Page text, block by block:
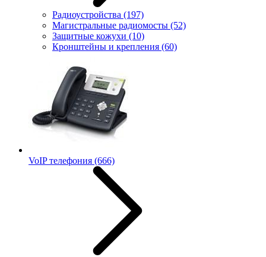
Радиоустройства (197)
Магистральные радиомосты (52)
Защитные кожухи (10)
Кронштейны и крепления (60)
VoIP телефония (666)